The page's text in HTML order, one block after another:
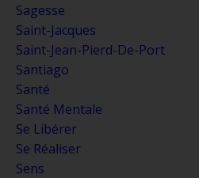
Sagesse
Saint-Jacques
Saint-Jean-Pierd-De-Port
Santiago
Santé
Santé Mentale
Se Libérer
Se Réaliser
Sens